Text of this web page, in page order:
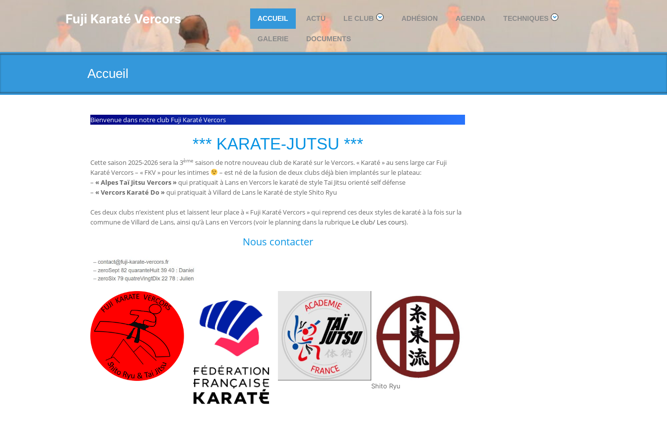
Fuji Karaté Vercors ACCUEIL ACTU LE CLUB ADHÉSION AGENDA TECHNIQUES
GALERIE DOCUMENTS
Accueil
Bienvenue dans notre club Fuji Karaté Vercors
*** KARATE-JUTSU ***
Cette saison 2025-2026 sera la 3ème saison de notre nouveau club de Karaté sur le Vercors. « Karaté » au sens large car Fuji
Karaté Vercors – « FKV » pour les intimes
– est né de la fusion de deux clubs déjà bien implantés sur le plateau:
– « Alpes Taï Jitsu Vercors »qui pratiquait à Lans en Vercors le karaté de style Taï Jitsu orienté self défense
– « Vercors Karaté Do »qui pratiquait à Villard de Lans le Karaté de style Shito Ryu
Ces deux clubs n’existent plus et laissent leur place à « Fuji Karaté Vercors » qui reprend ces deux styles de karaté à la fois sur la
commune de Villard de Lans, ainsi qu’à Lans en Vercors (voir le planning dans la rubrique Le club/ Les cours).
Nous contacter
Shito Ryu